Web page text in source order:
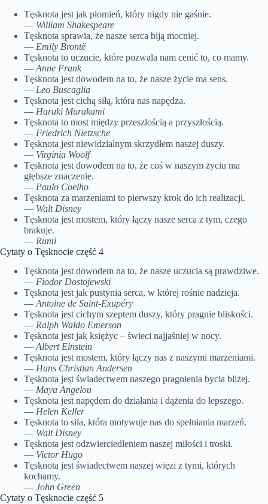
Tęsknota jest jak płomień, który nigdy nie gaśnie.
— William Shakespeare
Tęsknota sprawia, że nasze serca biją mocniej.
— Emily Brontë
Tęsknota to uczucie, które pozwala nam cenić to, co mamy.
— Anne Frank
Tęsknota jest dowodem na to, że nasze życie ma sens.
— Leo Buscaglia
Tęsknota jest cichą siłą, która nas napędza.
— Haruki Murakami
Tęsknota to most między przeszłością a przyszłością.
— Friedrich Nietzsche
Tęsknota jest niewidzialnym skrzydłem naszej duszy.
— Virginia Woolf
Tęsknota jest dowodem na to, że coś w naszym życiu ma
głębsze znaczenie.
— Paulo Coelho
Tęsknota za marzeniami to pierwszy krok do ich realizacji.
— Walt Disney
Tęsknota jest mostem, który łączy nasze serca z tym, czego
brakuje.
— Rumi
Cytaty o Tęsknocie część 4
Tęsknota jest dowodem na to, że nasze uczucia są prawdziwe.
— Fiodor Dostojewski
Tęsknota jest jak pustynia serca, w której rośnie nadzieja.
—Antoine de Saint-Exupéry
Tęsknota jest cichym szeptem duszy, który pragnie bliskości.
— Ralph Waldo Emerson
Tęsknota jest jak księżyc – świeci najjaśniej w nocy.
—Albert Einstein
Tęsknota jest mostem, który łączy nas z naszymi marzeniami.
— Hans Christian Andersen
Tęsknota jest świadectwem naszego pragnienia bycia bliżej.
— Maya Angelou
Tęsknota jest napędem do działania i dążenia do lepszego.
— Helen Keller
Tęsknota to siła, która motywuje nas do spełniania marzeń.
— Walt Disney
Tęsknota jest odzwierciedleniem naszej miłości i troski.
— Victor Hugo
Tęsknota jest świadectwem naszej więzi z tymi, których
kochamy.
— John Green
Cytaty o Tęsknocie część 5